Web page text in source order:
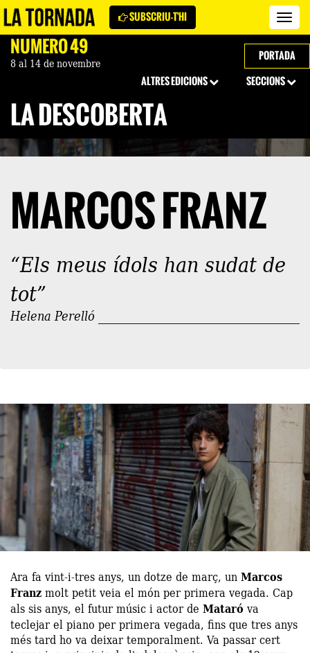
La
SUBSCRIU-T'HI
NÚMERO 49
8 al 14 de novembre
PORTADA
SECCIONS
ALTRES EDICIONS
LA DESCOBERTA
MARCOS FRANZ
“Els meus ídols han sudat de
tot”
Helena Perelló
Ara fa vint-i-tres anys, un dotze de març, unMarcos
Franzmolt petit veia el món per primera vegada. Cap
als sis anys, el futur músic i actor de Mataró va
teclejar el piano per primera vegada, fins que tres anys
més tard ho va deixar temporalment. Va passar cert